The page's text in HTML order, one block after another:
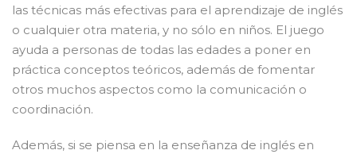
las técnicas más efectivas para el aprendizaje de inglés
o cualquier otra materia, y no sólo en niños. El juego
ayuda a personas de todas las edades a poner en
práctica conceptos teóricos, además de fomentar
otros muchos aspectos como la comunicación o
coordinación.
Además, si se piensa en la enseñanza de inglés en